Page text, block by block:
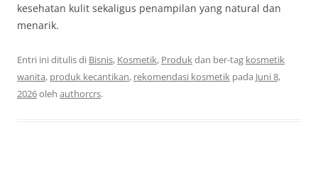
kesehatan kulit sekaligus penampilan yang natural dan
menarik.
Entri ini ditulis di Bisnis, Kosmetik, Produkdan ber-tag kosmetik
wanita, produk kecantikan, rekomendasi kosmetik pada Juni 8,
2026oleh authorcrs.